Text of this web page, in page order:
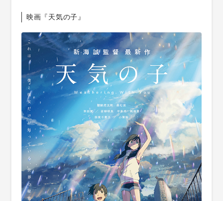
映画『天気の子』